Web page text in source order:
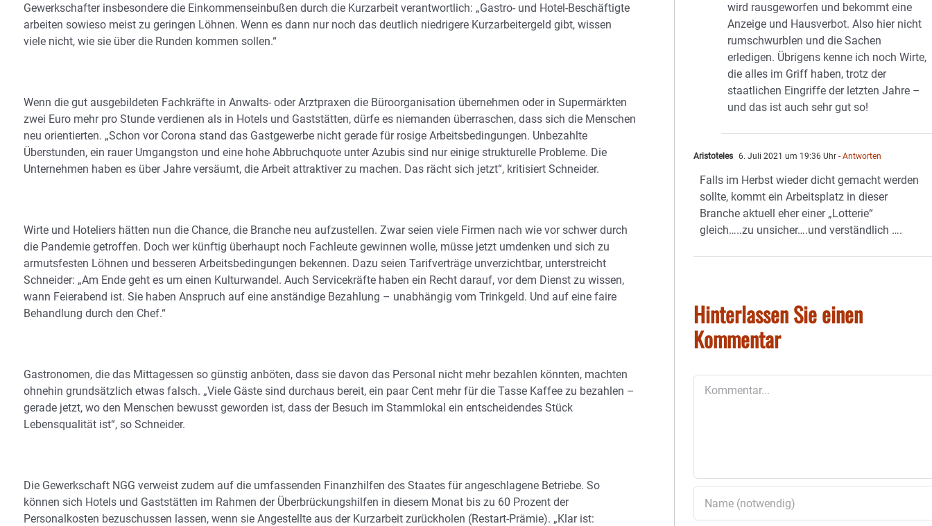
Gewerkschafter insbesondere die Einkommenseinbußen durch die Kurzarbeit verantwortlich: „Gastro- und Hotel-Beschäftigte
arbeiten sowieso meist zu geringen Löhnen. Wenn es dann nur noch das deutlich niedrigere Kurzarbeitergeld gibt, wissen
viele nicht, wie sie über die Runden kommen sollen.“
Wenn die gut ausgebildeten Fachkräfte in Anwalts- oder Arztpraxen die Büroorganisation übernehmen oder in Supermärkten
zwei Euro mehr pro Stunde verdienen als in Hotels und Gaststätten, dürfe es niemanden überraschen, dass sich die Menschen
neu orientierten. „Schon vor Corona stand das Gastgewerbe nicht gerade für rosige Arbeitsbedingungen. Unbezahlte
Überstunden, ein rauer Umgangston und eine hohe Abbruchquote unter Azubis sind nur einige strukturelle Probleme. Die
Unternehmen haben es über Jahre versäumt, die Arbeit attraktiver zu machen. Das rächt sich jetzt“, kritisiert Schneider.
Wirte und Hoteliers hätten nun die Chance, die Branche neu aufzustellen. Zwar seien viele Firmen nach wie vor schwer durch
die Pandemie getroffen. Doch wer künftig überhaupt noch Fachleute gewinnen wolle, müsse jetzt umdenken und sich zu
armutsfesten Löhnen und besseren Arbeitsbedingungen bekennen. Dazu seien Tarifverträge unverzichtbar, unterstreicht
Schneider: „Am Ende geht es um einen Kulturwandel. Auch Servicekräfte haben ein Recht darauf, vor dem Dienst zu wissen,
wann Feierabend ist. Sie haben Anspruch auf eine anständige Bezahlung – unabhängig vom Trinkgeld. Und auf eine faire
Behandlung durch den Chef.“
Gastronomen, die das Mittagessen so günstig anböten, dass sie davon das Personal nicht mehr bezahlen könnten, machten
ohnehin grundsätzlich etwas falsch. „Viele Gäste sind durchaus bereit, ein paar Cent mehr für die Tasse Kaffee zu bezahlen –
gerade jetzt, wo den Menschen bewusst geworden ist, dass der Besuch im Stammlokal ein entscheidendes Stück
Lebensqualität ist“, so Schneider.
Die Gewerkschaft NGG verweist zudem auf die umfassenden Finanzhilfen des Staates für angeschlagene Betriebe. So
können sich Hotels und Gaststätten im Rahmen der Überbrückungshilfen in diesem Monat bis zu 60 Prozent der
Personalkosten bezuschussen lassen, wenn sie Angestellte aus der Kurzarbeit zurückholen (Restart-Prämie). „Klar ist:
wird rausgeworfen und bekommt eine
Anzeige und Hausverbot. Also hier nicht
rumschwurblen und die Sachen
erledigen. Übrigens kenne ich noch Wirte,
die alles im Griff haben, trotz der
staatlichen Eingriffe der letzten Jahre –
und das ist auch sehr gut so!
Aristoteles 6. Juli 2021 um 19:36 Uhr - Antworten
Falls im Herbst wieder dicht gemacht werden
sollte, kommt ein Arbeitsplatz in dieser
Branche aktuell eher einer „Lotterie“
gleich…..zu unsicher….und verständlich ….
Hinterlassen Sie einen
Kommentar